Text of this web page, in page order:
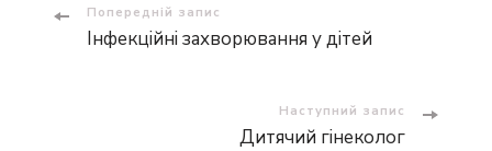
Навігація
Попередній запис
Інфекційні захворювання у дітей
Наступний запис
Дитячий гінеколог